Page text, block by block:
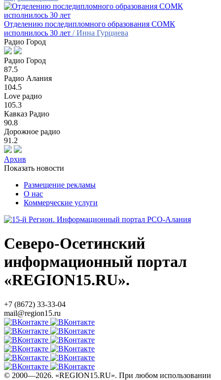
Отделению последипломного образования СОМК
исполнилось 30 лет / Инна Гурциева
Радио Город
Радио Город
87.5
Радио Алания
104.5
Love радио
105.3
Кавказ Радио
90.8
Дорожное радио
91.2
Архив
Показать новости
Размещение рекламы
О нас
Коммерческие услуги
Северо-Осетинский
информационный портал
«REGION15.RU».
+7 (8672) 33-33-04
mail@region15.ru
© 2000—2026. «REGION15.RU». При любом использовании